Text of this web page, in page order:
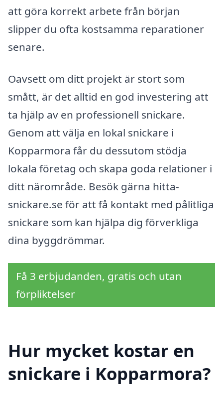
att göra korrekt arbete från början
slipper du ofta kostsamma reparationer
senare.
Oavsett om ditt projekt är stort som
smått, är det alltid en god investering att
ta hjälp av en professionell snickare.
Genom att välja en lokal snickare i
Kopparmora får du dessutom stödja
lokala företag och skapa goda relationer i
ditt närområde. Besök gärna hitta-
snickare.se för att få kontakt med pålitliga
snickare som kan hjälpa dig förverkliga
dina byggdrömmar.
Få 3 erbjudanden, gratis och utan
förpliktelser
Hur mycket kostar en
snickare i Kopparmora?